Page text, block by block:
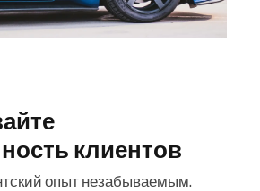
клиентов
опыт незабываемым.